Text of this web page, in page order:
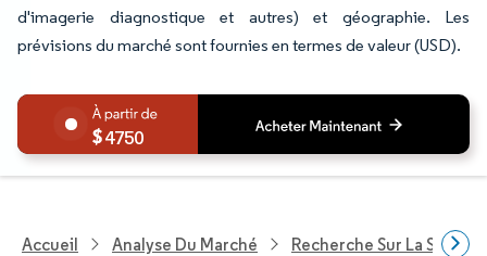
d'imagerie diagnostique et autres) et géographie. Les
prévisions du marché sont fournies en termes de valeur (USD).
4750
Accueil Analyse Du Marché Recherche Sur La Santé